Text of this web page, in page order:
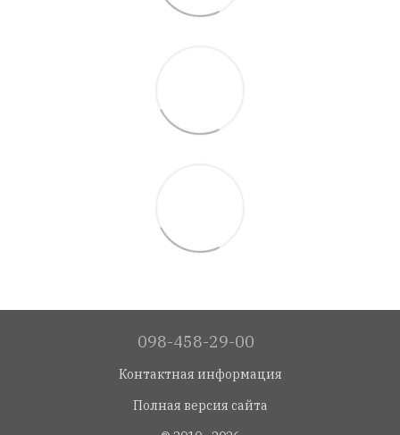
098-458-29-00
Контактная информация
Полная версия сайта